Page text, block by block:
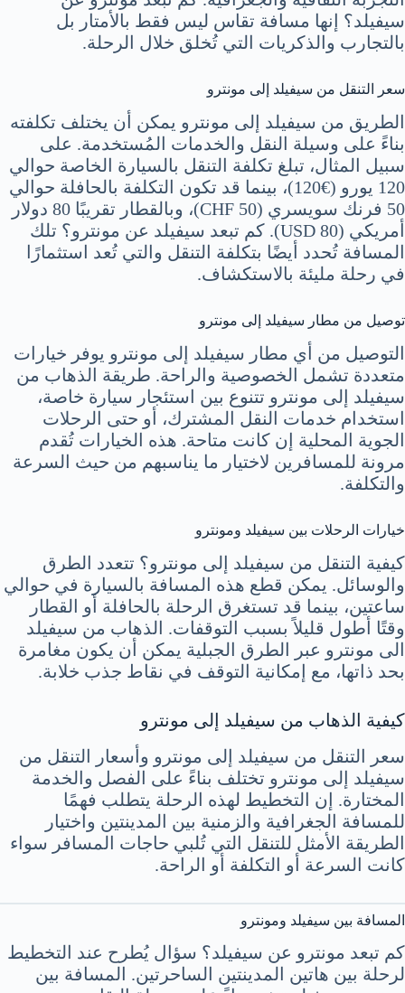
سيفيلد؟ إنها مسافة تقاس ليس فقط بالأمتار بل
بالتجارب والذكريات التي تُخلق خلال الرحلة.
سعر التنقل من سيفيلد إلى مونترو
الطريق من سيفيلد إلى مونترو يمكن أن يختلف تكلفته
بناءً على وسيلة النقل والخدمات المُستخدمة. على
سبيل المثال، تبلغ تكلفة التنقل بالسيارة الخاصة حوالي
120 يورو (€120)، بينما قد تكون التكلفة بالحافلة حوالي
50 فرنك سويسري (CHF 50)، وبالقطار تقريبًا 80 دولار
أمريكي (USD 80). كم تبعد سيفيلد عن مونترو؟ تلك
المسافة تُحدد أيضًا بتكلفة التنقل والتي تُعد استثمارًا
في رحلة مليئة بالاستكشاف.
توصيل من مطار سيفيلد إلى مونترو
التوصيل من أي مطار سيفيلد إلى مونترو يوفر خيارات
متعددة تشمل الخصوصية والراحة. طريقة الذهاب من
سيفيلد إلى مونترو تتنوع بين استئجار سيارة خاصة،
استخدام خدمات النقل المشترك، أو حتى الرحلات
الجوية المحلية إن كانت متاحة. هذه الخيارات تُقدم
مرونة للمسافرين لاختيار ما يناسبهم من حيث السرعة
والتكلفة.
خيارات الرحلات بين سيفيلد ومونترو
كيفية التنقل من سيفيلد إلى مونترو؟ تتعدد الطرق
والوسائل. يمكن قطع هذه المسافة بالسيارة في حوالي
ساعتين، بينما قد تستغرق الرحلة بالحافلة أو القطار
وقتًا أطول قليلاً بسبب التوقفات. الذهاب من سيفيلد
الى مونترو عبر الطرق الجبلية يمكن أن يكون مغامرة
بحد ذاتها، مع إمكانية التوقف في نقاط جذب خلابة.
كيفية الذهاب من سيفيلد إلى مونترو
سعر التنقل من سيفيلد إلى مونترو وأسعار التنقل من
سيفيلد إلى مونترو تختلف بناءً على الفصل والخدمة
المختارة. إن التخطيط لهذه الرحلة يتطلب فهمًا
للمسافة الجغرافية والزمنية بين المدينتين واختيار
الطريقة الأمثل للتنقل التي تُلبي حاجات المسافر سواء
كانت السرعة أو التكلفة أو الراحة.
المسافة بين سيفيلد ومونترو
كم تبعد مونترو عن سيفيلد؟ سؤال يُطرح عند التخطيط
لرحلة بين هاتين المدينتين الساحرتين. المسافة بين